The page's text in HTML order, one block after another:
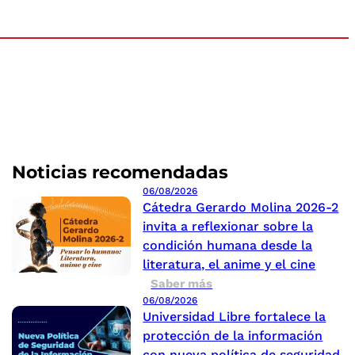
Noticias recomendadas
06/08/2026
Cátedra Gerardo Molina 2026-2
invita a reflexionar sobre la
condición humana desde la
literatura, el anime y el cine
Saber más
06/08/2026
Universidad Libre fortalece la
protección de la información